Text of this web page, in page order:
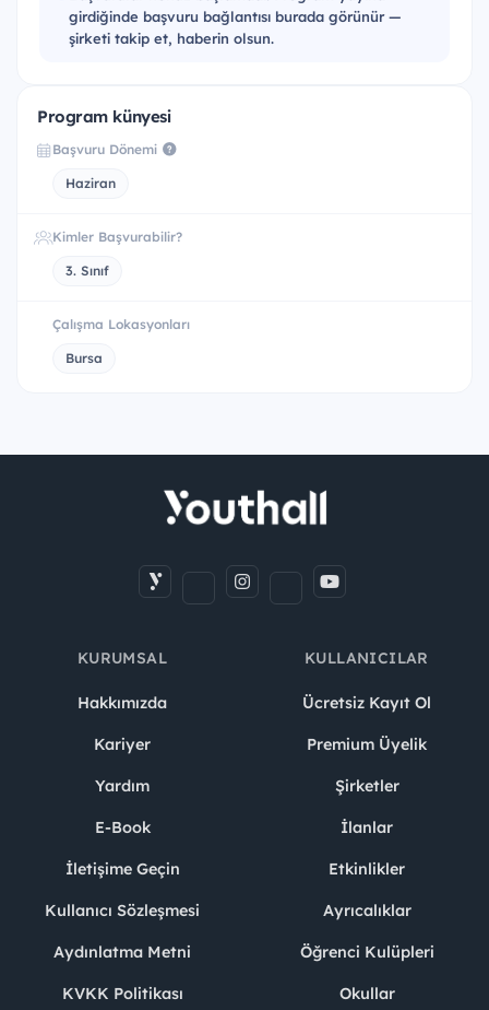
girdiğinde başvuru bağlantısı burada görünür —
şirketi takip et, haberin olsun.
Program künyesi
Başvuru Dönemi
Haziran
Kimler Başvurabilir?
3. Sınıf
Çalışma Lokasyonları
Bursa
KURUMSAL
Hakkımızda
Kariyer
Yardım
E-Book
İletişime Geçin
Kullanıcı Sözleşmesi
Aydınlatma Metni
KVKK Politikası
KULLANICILAR
Ücretsiz Kayıt Ol
Premium Üyelik
Şirketler
İlanlar
Etkinlikler
Ayrıcalıklar
Öğrenci Kulüpleri
Okullar